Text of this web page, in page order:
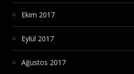
Ekim 2017
Eylül 2017
Ağustos 2017